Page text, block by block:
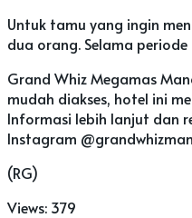
Untuk tamu yang ingin
dua orang. Selama
Grand Whiz Megamas
mudah diakses, hotel ini
Informasi lebih lanjut dan
Instagram
(RG)
Views: 379